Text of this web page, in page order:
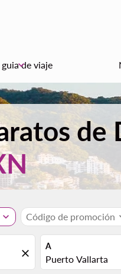
guia de viaje
keyboard_arrow_down
de
expand_more Código de promoción
close
A